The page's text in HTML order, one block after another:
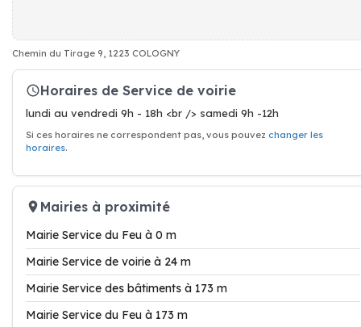
Chemin du Tirage 9, 1223 COLOGNY
Horaires de Service de voirie
lundi au vendredi 9h - 18h <br /> samedi 9h -12h
Si ces horaires ne correspondent pas, vous pouvez changer les
horaires.
Mairies à proximité
Mairie Service du Feu à 0 m
Mairie Service de voirie à 24 m
Mairie Service des bâtiments à 173 m
Mairie Service du Feu à 173 m